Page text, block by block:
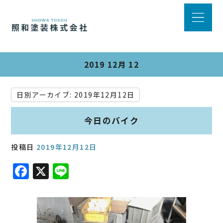
2019 12月 12
日別アーカイブ: 2019年12月12日
今日のバイク
投稿日 2019年12月12日
F
a
c
X
e